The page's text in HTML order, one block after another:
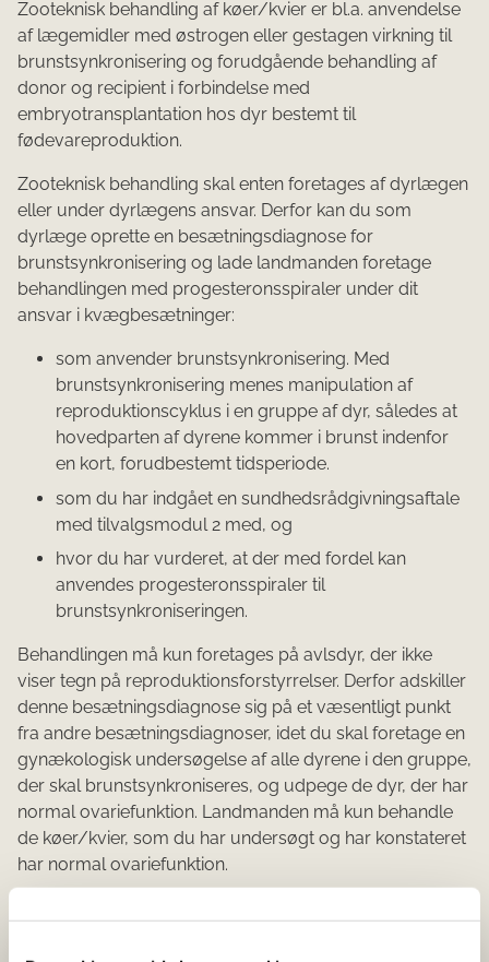
Zooteknisk behandling af køer/kvier er bl.a. anvendelse
af lægemidler med østrogen eller gestagen virkning til
brunstsynkronisering og forudgående behandling af
donor og recipient i forbindelse med
embryotransplantation hos dyr bestemt til
fødevareproduktion.
Zooteknisk behandling skal enten foretages af dyrlægen
eller under dyrlægens ansvar. Derfor kan du som
dyrlæge oprette en besætningsdiagnose for
brunstsynkronisering og lade landmanden foretage
behandlingen med progesteronsspiraler under dit
ansvar i kvægbesætninger:
som anvender brunstsynkronisering. Med
brunstsynkronisering menes manipulation af
reproduktionscyklus i en gruppe af dyr, således at
hovedparten af dyrene kommer i brunst indenfor
en kort, forudbestemt tidsperiode.
som du har indgået en sundhedsrådgivningsaftale
med tilvalgsmodul 2 med, og
hvor du har vurderet, at der med fordel kan
anvendes progesteronsspiraler til
brunstsynkroniseringen.
Behandlingen må kun foretages på avlsdyr, der ikke
viser tegn på reproduktionsforstyrrelser. Derfor adskiller
denne besætningsdiagnose sig på et væsentligt punkt
fra andre besætningsdiagnoser, idet du skal foretage en
gynækologisk undersøgelse af alle dyrene i den gruppe,
der skal brunstsynkroniseres, og udpege de dyr, der har
normal ovariefunktion. Landmanden må kun behandle
de køer/kvier, som du har undersøgt og har konstateret
har normal ovariefunktion.